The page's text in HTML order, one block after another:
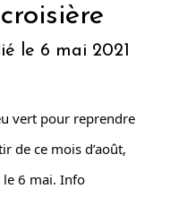
le 6 mai 2021
vert pour reprendre
de ce mois d’août,
le 6 mai. Info